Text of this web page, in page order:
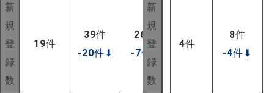
新
規
登
録
数
19件
39件
-20件 ⬇
26
件
-7件
新
規
登
録
数
4件
8件
-4件 ⬇